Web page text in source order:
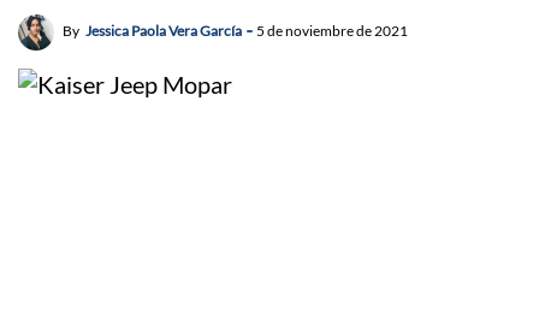
By Jessica Paola Vera García 5 de noviembre de 2021